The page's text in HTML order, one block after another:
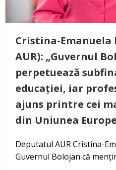
Cristina-Emanuela
AUR): „Guvernul
perpetuează
educației, iar
ajuns printre cei
din Uniunea
Deputatul AUR Cristina-
Guvernul Bolojan că